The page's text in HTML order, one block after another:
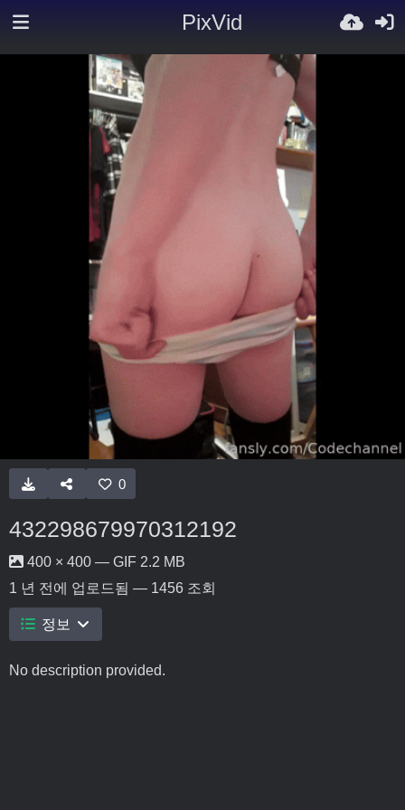
PixVid
0
432298679970312192
400 × 400 — GIF 2.2 MB
1 년 전 에 업로드됨 — 1456 조회
정보
No description provided.